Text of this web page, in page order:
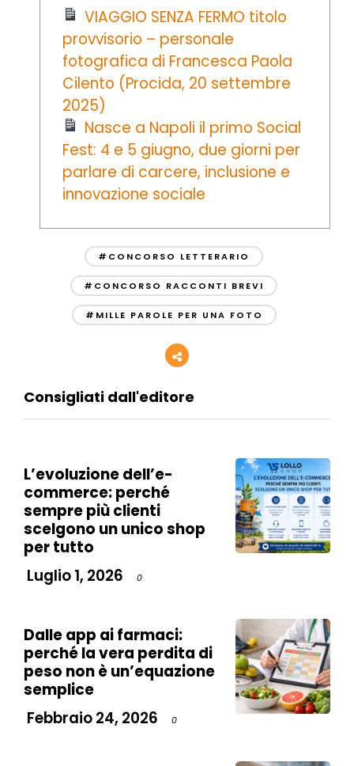
VIAGGIO SENZA FERMO titolo
provvisorio – personale
fotografica di Francesca Paola
Cilento (Procida, 20 settembre
2025)
Nasce a Napoli il primo Social
Fest: 4 e 5 giugno, due giorni per
parlare di carcere, inclusione e
innovazione sociale
#CONCORSO LETTERARIO
#CONCORSO RACCONTI BREVI
#MILLE PAROLE PER UNA FOTO
Consigliati dall'editore
L’evoluzione dell’e-
commerce: perché
sempre più clienti
scelgono un unico shop
per tutto
Luglio 1, 2026
0
Dalle app ai farmaci:
perché la vera perdita di
peso non è un’equazione
semplice
Febbraio 24, 2026
0